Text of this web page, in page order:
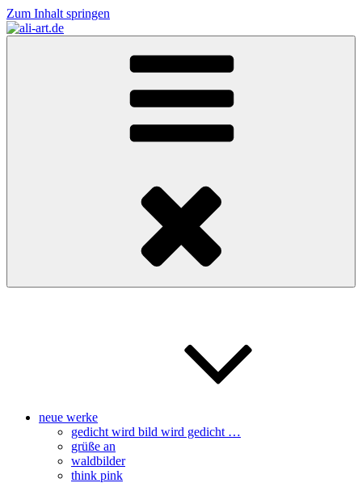
Zum Inhalt springen
neue werke
gedicht wird bild wird gedicht …
grüße an
waldbilder
think pink